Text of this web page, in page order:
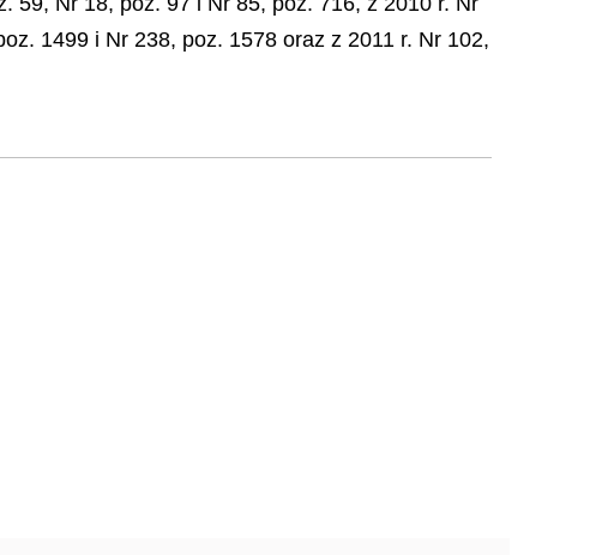
1499 i Nr 238, poz. 1578 oraz z 2011 r. Nr 102,